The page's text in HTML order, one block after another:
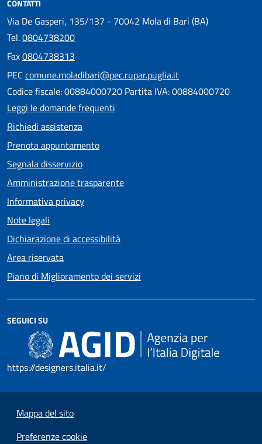
CONTATTI
Via De Gasperi, 135/137 - 70042 Mola di Bari (BA)
Tel.0804738200
Fax0804738313
PEC comune.moladibari@pec.rupar.puglia.it
Codice fiscale: 00884000720 Partita IVA: 00884000720
Leggi le domande frequenti
Richiedi assistenza
Prenota appuntamento
Segnala disservizio
Amministrazione trasparente
Informativa privacy
Note legali
Dichiarazione di accessibilità
Area riservata
Piano di Miglioramento dei servizi
SEGUICI SU
https://designers.italia.it/
Mappa del sito
Preferenze cookie